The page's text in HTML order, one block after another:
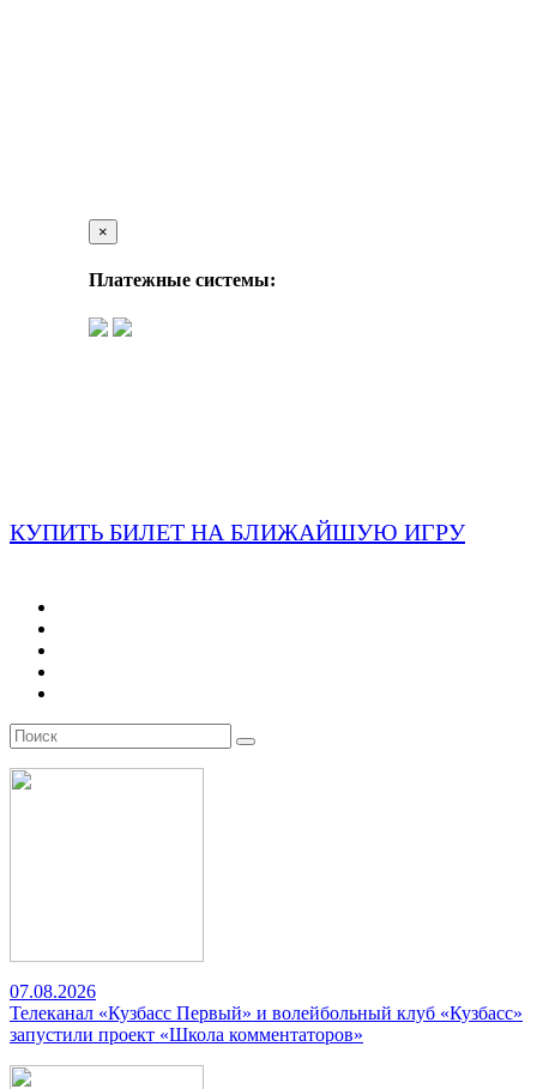
×
Платежные системы:
КУПИТЬ БИЛЕТ НА БЛИЖАЙШУЮ ИГРУ
07.08.2026
Телеканал «Кузбасс Первый» и волейбольный клуб «Кузбасс»
запустили проект «Школа комментаторов»